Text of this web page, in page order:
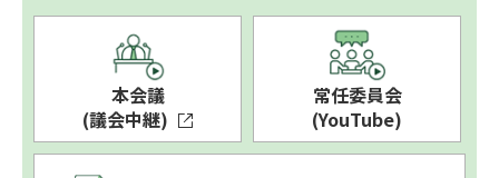
本会議
(議会中継)
常任委員会
(YouTube)